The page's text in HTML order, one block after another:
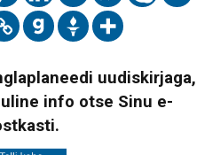
uudiskirjaga,
info otse Sinu e-